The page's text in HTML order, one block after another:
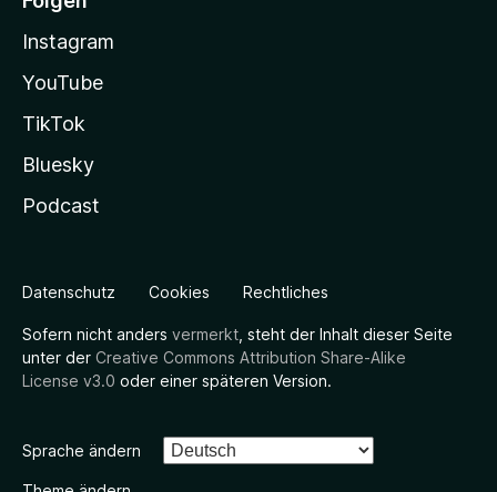
Instagram
YouTube
TikTok
Bluesky
Podcast
Datenschutz Cookies Rechtliches
Sofern nicht anders vermerkt , steht der Inhalt dieser Seite
unter der Creative Commons Attribution Share-Alike
License v3.0 oder einer späteren Version.
Sprache ändern